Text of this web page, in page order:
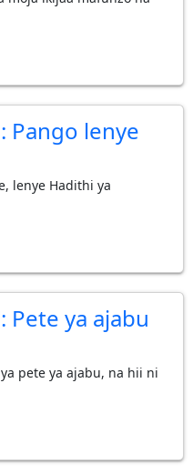
Pango lenye
lenye Hadithi ya
Pete ya ajabu
pete ya ajabu, na hii ni